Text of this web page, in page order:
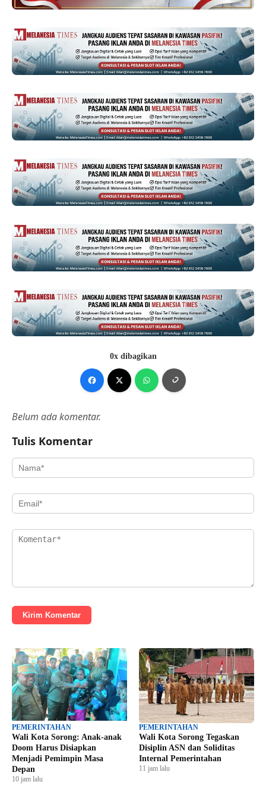
0x dibagikan
Belum ada komentar.
Tulis Komentar
Kirim Komentar
PEMERINTAHAN
Wali Kota Sorong: Anak-anak
Doom Harus Disiapkan
Menjadi Pemimpin Masa
Depan
10 jam lalu
PEMERINTAHAN
Wali Kota Sorong Tegaskan
Disiplin ASN dan Soliditas
Internal Pemerintahan
11 jam lalu